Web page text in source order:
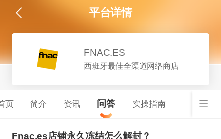
平台详情
FNAC.ES
西班牙最佳全渠道网络商店
页 简介 资讯 问答 实操指南
Fnac.es店铺永久冻结怎么解封？